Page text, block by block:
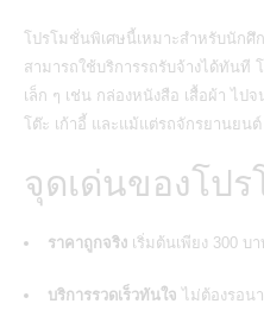
โปรโมชั่นพิเศษนี้เหมาะสำหรับนักศึ
สามารถใช้บริการรถรับจ้างได้ทันที
เล็ก ๆ เช่น กล่องหนังสือ เสื้อผ้า ไป
โต๊ะ เก้าอี้ และแม้แต่รถจักรยานยนต์
จุดเด่นของโป
ราคาถูกจริง เริ่มต้นเพียง 300 บา
บริการรวดเร็วทันใจ ไม่ต้องรอน